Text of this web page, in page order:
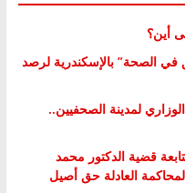
أين؟
الصحة” بالإسكندرية لرصد
لمدينة الصحفيين..
قضية الدكتور محمد
العادلة حق أصيل